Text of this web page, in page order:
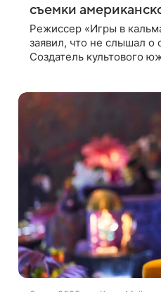
съемки
Режиссер «Игры в
заявил, что не слышал
Создатель культового